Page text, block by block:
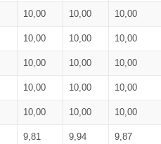
10,00 10,00 10,00
10,00 10,00 10,00
10,00 10,00 10,00
10,00 10,00 10,00
10,00 10,00 10,00
9,81 9,94 9,87